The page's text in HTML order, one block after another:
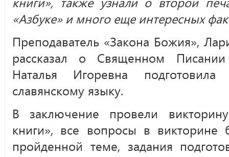
«Азбуке» и много еще интересных
Преподаватель «Закона Божия»,
рассказал о Священном
Наталья Игоревна
славянскому языку.
В заключение провели
книги», все вопросы в
пройденной теме, задания